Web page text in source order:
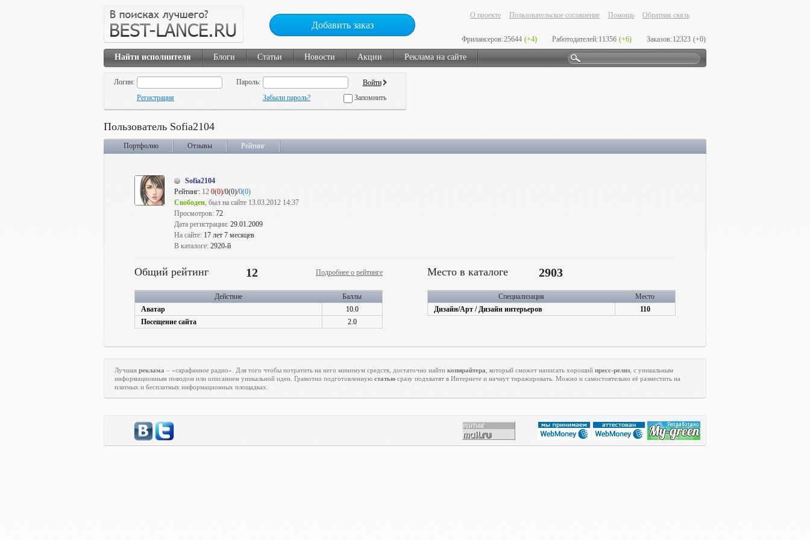
Добавить заказ
О проекте Пользовательское соглашение Помощь Обратная связь
Фрилансеров:25644 (+4) Работодателей:11356 (+6) Заказов:12323 (+0)
Найти исполнителя Блоги Статьи Новости Акции Реклама на сайте
Логин:
Пароль:
Регистрация
Забыли пароль? Запомнить
Пользователь Sofia2104
Портфолио Отзывы Рейтинг
Sofia2104
Рейтинг: 12 0(0)/0(0)/0(0)
Свободен, был на сайте 13.03.2012 14:37
Просмотров: 72
Дата регистрации: 29.01.2009
На сайте: 17 лет 7 месяцев
В каталоге: 2920-й
Общий рейтинг 12 Подробнее о рейтинге
Действие
Баллы
Аватар
10.0
Посещение сайта
2.0
Место в каталоге 2903
Специализация
Место
Дизайн/Арт / Дизайн интерьеров
110
Лучшая реклама – «сарафанное радио». Для того чтобы потратить на него минимум средств, достаточно найти копирайтера , который сможет написать хороший пресс-релиз , с уникальным
информационным поводом или описанием уникальной идеи. Грамотно подготовленную статью сразу подхватят в Интернете и начнут тиражировать. Можно и самостоятельно её разместить на
платных и бесплатных информационных площадках.